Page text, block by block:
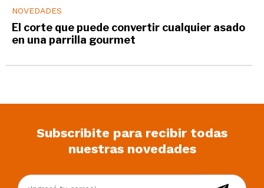
NOVEDADES
El corte que puede convertir cualquier asado
en una parrilla gourmet
Subscribite para recibir todas
nuestras novedades